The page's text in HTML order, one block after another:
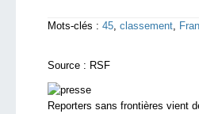
Mots-clés : 45, classement,
Source : RSF
Reporters sans frontières vient